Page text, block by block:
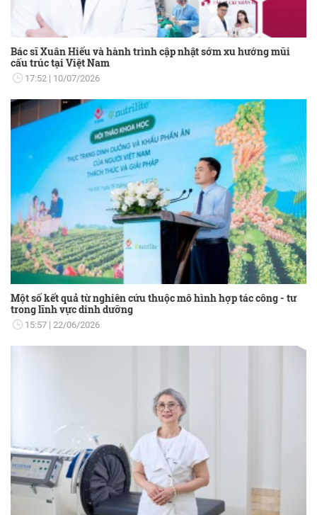
Bác sĩ Xuân Hiếu và hành trình cập nhật sớm xu hướng mũi
cấu trúc tại Việt Nam
17:52 10/07/2026
Một số kết quả từ nghiên cứu thuộc mô hình hợp tác công - tư
trong lĩnh vực dinh dưỡng
15:57 22/06/2026